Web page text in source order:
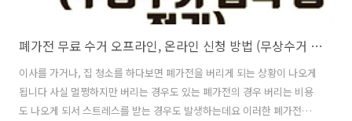
폐가전 무료 수거 오프라인, 온라인 신청 방법 (무상수거 품목 총 정리)
이사를 가거나, 집 청소를 하다보면 폐가전을 버리게 되는 상황이 나오게
됩니다 사실 멀쩡하지만 버리는 경우도 있는 폐가전의 경우 버리는 비용
도 나오게 되서 스트레스를 받는 경우도 발생하는데요 이러한 폐가전을